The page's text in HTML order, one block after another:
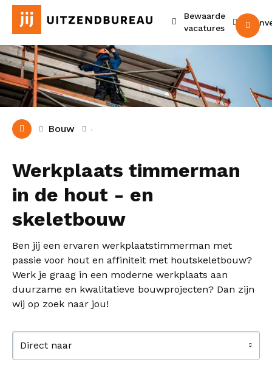
Bewaarde
vacatures
Bouw
Werkplaats timmerman
in de hout - en
skeletbouw
Ben jij een ervaren werkplaatstimmerman met
passie voor hout en affiniteit met houtskeletbouw?
Werk je graag in een moderne werkplaats aan
duurzame en kwalitatieve bouwprojecten? Dan zijn
wij op zoek naar jou!
Direct naar